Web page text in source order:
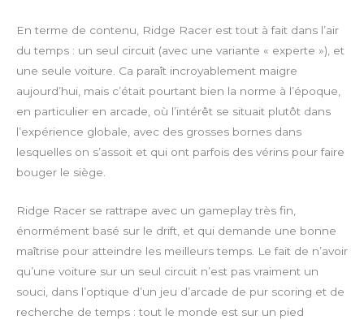
En terme de contenu, Ridge Racer est tout à fait dans l’air
du temps : un seul circuit (avec une variante « experte »), et
une seule voiture. Ca paraît incroyablement maigre
aujourd’hui, mais c’était pourtant bien la norme à l’époque,
en particulier en arcade, où l’intérêt se situait plutôt dans
l’expérience globale, avec des grosses bornes dans
lesquelles on s’assoit et qui ont parfois des vérins pour faire
bouger le siège.
Ridge Racer se rattrape avec un gameplay très fin,
énormément basé sur le drift, et qui demande une bonne
maîtrise pour atteindre les meilleurs temps. Le fait de n’avoir
qu’une voiture sur un seul circuit n’est pas vraiment un
souci, dans l’optique d’un jeu d’arcade de pur scoring et de
recherche de temps : tout le monde est sur un pied